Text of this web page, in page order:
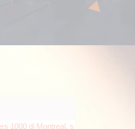
1000 di Montreal, s